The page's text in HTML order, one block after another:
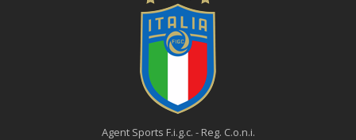
Agent Sports F.i.g.c. - Reg. C.o.n.i.